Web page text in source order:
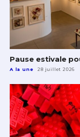
Pause estivale
A la une 28 juillet 2026